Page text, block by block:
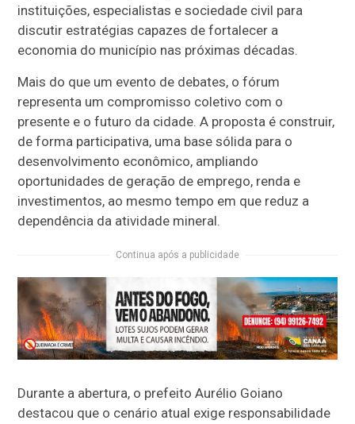
instituições, especialistas e sociedade civil para
discutir estratégias capazes de fortalecer a
economia do município nas próximas décadas.
Mais do que um evento de debates, o fórum
representa um compromisso coletivo com o
presente e o futuro da cidade. A proposta é construir,
de forma participativa, uma base sólida para o
desenvolvimento econômico, ampliando
oportunidades de geração de emprego, renda e
investimentos, ao mesmo tempo em que reduz a
dependência da atividade mineral.
Continua após a publicidade
Durante a abertura, o prefeito Aurélio Goiano
destacou que o cenário atual exige responsabilidade